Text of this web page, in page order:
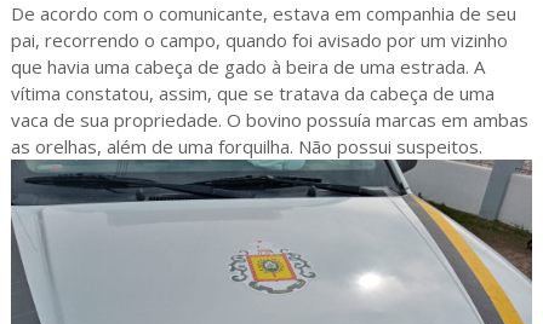
De acordo com o comunicante, estava em companhia de seu
pai, recorrendo o campo, quando foi avisado por um vizinho
que havia uma cabeça de gado à beira de uma estrada. A
vítima constatou, assim, que se tratava da cabeça de uma
vaca de sua propriedade. O bovino possuía marcas em ambas
as orelhas, além de uma forquilha. Não possui suspeitos.